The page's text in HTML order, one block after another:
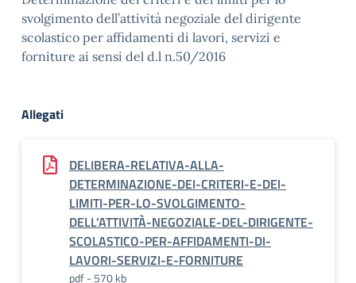
svolgimento dell’attività negoziale del dirigente
scolastico per affidamenti di lavori, servizi e
forniture ai sensi del d.l n.50/2016
Allegati
DELIBERA-RELATIVA-ALLA-
DETERMINAZIONE-DEI-CRITERI-E-DEI-
LIMITI-PER-LO-SVOLGIMENTO-
DELL’ATTIVITÀ-NEGOZIALE-DEL-DIRIGENTE-
SCOLASTICO-PER-AFFIDAMENTI-DI-
LAVORI-SERVIZI-E-FORNITURE
pdf - 570 kb